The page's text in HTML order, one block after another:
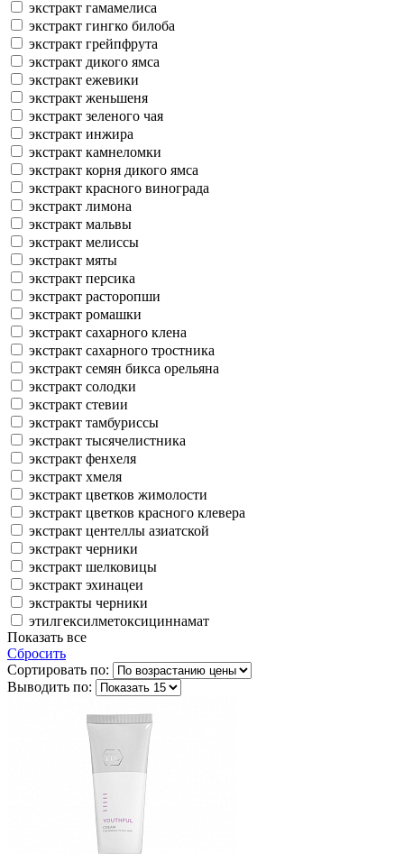
экстракт гамамелиса
экстракт гингко билоба
экстракт грейпфрута
экстракт дикого ямса
экстракт ежевики
экстракт женьшеня
экстракт зеленого чая
экстракт инжира
экстракт камнеломки
экстракт корня дикого ямса
экстракт красного винограда
экстракт лимона
экстракт мальвы
экстракт мелиссы
экстракт мяты
экстракт персика
экстракт расторопши
экстракт ромашки
экстракт сахарного клена
экстракт сахарного тростника
экстракт семян бикса орельяна
экстракт солодки
экстракт стевии
экстракт тамбуриссы
экстракт тысячелистника
экстракт фенхеля
экстракт хмеля
экстракт цветков жимолости
экстракт цветков красного клевера
экстракт центеллы азиатской
экстракт черники
экстракт шелковицы
экстракт эхинацеи
экстракты черники
этилгексилметоксициннамат
Показать все
Сбросить
Сортировать по:
Выводить по: